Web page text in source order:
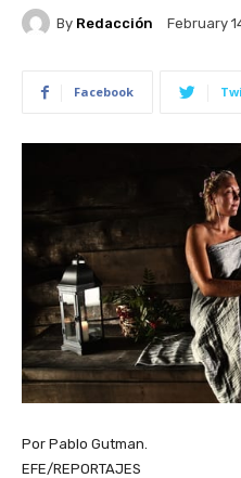
By Redacción February
Facebook
Por Pablo Gutman.
EFE/REPORTAJES